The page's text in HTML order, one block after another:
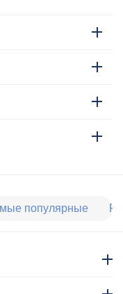
популярные